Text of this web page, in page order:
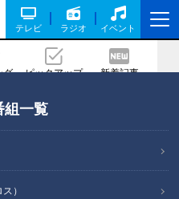
テレビ ラジオ イベント
グ ピックアップ 新着記事
組一覧
）
活への歩み
戻る